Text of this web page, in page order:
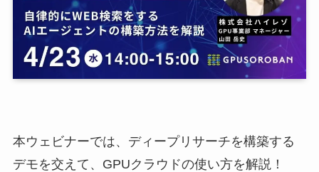
本ウェビナーでは、ディープリサーチを構築する
デモを交えて、GPUクラウドの使い方を解説！